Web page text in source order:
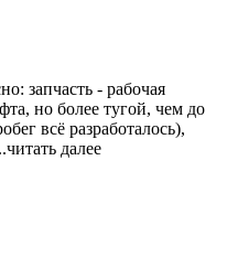
запчасть - рабочая
но более тугой, чем до
всё разработалось),
далее